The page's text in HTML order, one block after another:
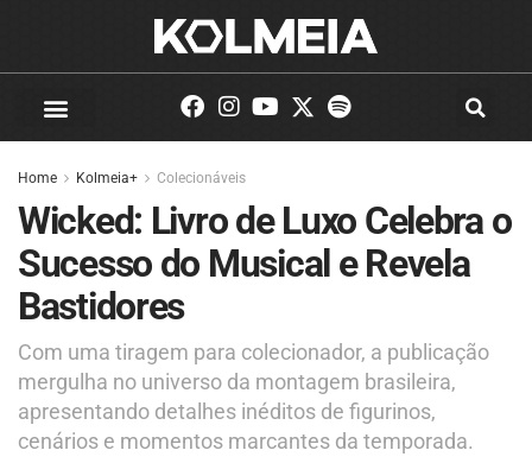
Home Kolmeia+ Colecionáveis
Wicked: Livro de Luxo Celebra o
Sucesso do Musical e Revela
Bastidores
Com uma tiragem para colecionador, a publicação
mergulha no universo da montagem brasileira,
apresentando detalhes inéditos de figurinos,
cenários e momentos marcantes da temporada.